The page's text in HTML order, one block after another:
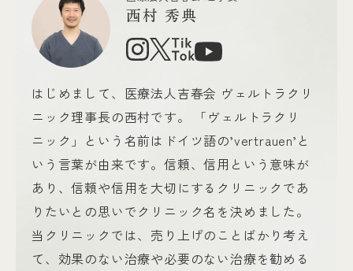
西村 秀典
はじめまして、医療法人吉春会 ヴェルトラクリ
ニック理事長の西村です。 「ヴェルトラクリ
ニック」という名前はドイツ語の’vertrauen’と
いう言葉が由来です。信頼、信用という意味が
あり、信頼や信用を大切にするクリニックであ
りたいとの思いでクリニック名を決めました。
当クリニックでは、売り上げのことばかり考え
て、効果のない治療や必要のない治療を勧める